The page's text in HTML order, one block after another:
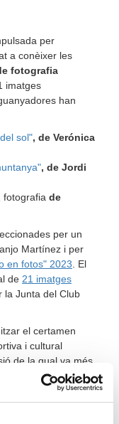
per
a conèixer les
fotografia
imatges
han
sol", de Verónica
", de Jordi
fotografia de
per un
Martínez i per
en fotos" 2023 . El
de 21 imatges
la Junta del Club
el certamen
i cultural
de la qual va més
les seves entitats
inclusió social i
de l'esport,